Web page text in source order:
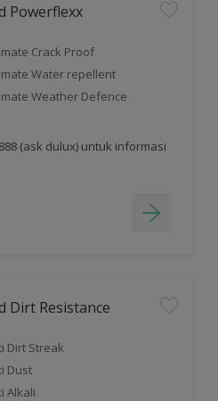
Powerflexx
Crack Proof
Water repellent
Weather Defence
(ask dulux) untuk informasi
Dirt Resistance
Dirt Streak
Dust
Alkali